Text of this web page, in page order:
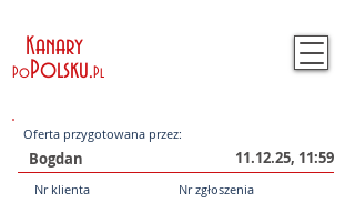
Kanary
PoPolsku.Pl
Oferta przygotowana przez:
11.12.25, 11:59
Nr klienta Nr zgłoszenia